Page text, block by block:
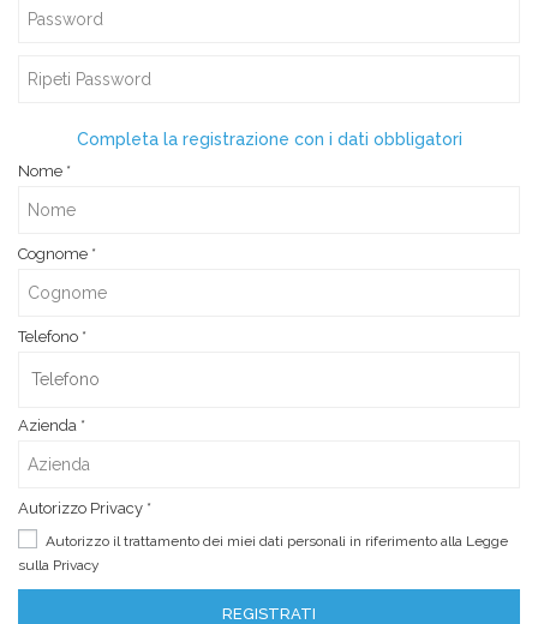
Completa la registrazione con i dati obbligatori
Nome *
Cognome *
Telefono *
Azienda *
Autorizzo Privacy *
Autorizzo il trattamento dei miei dati personali in riferimento alla Legge
sulla Privacy